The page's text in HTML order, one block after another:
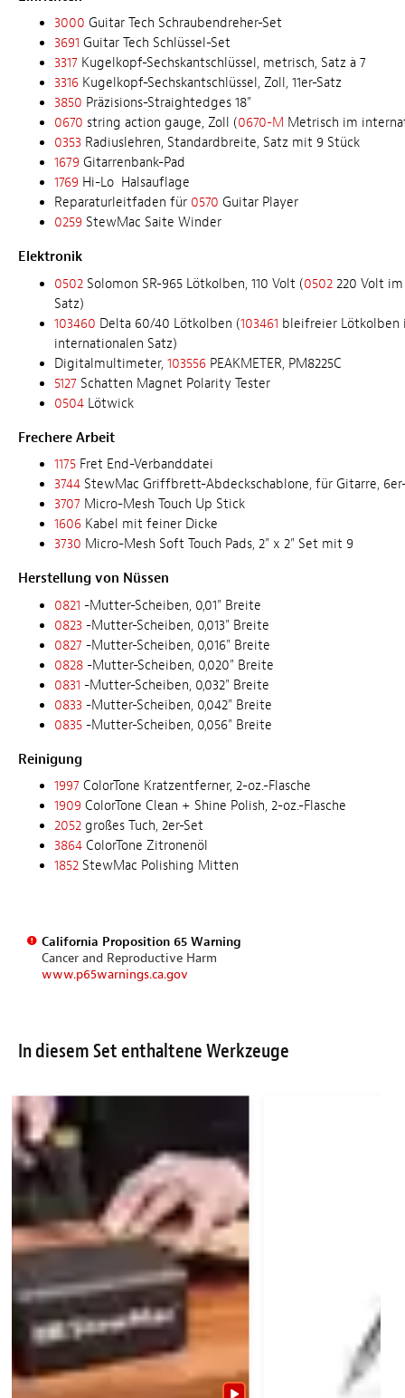
3000 Guitar Tech Schraubendreher-Set
3691 Guitar Tech Schlüssel-Set
3317 Kugelkopf-Sechskantschlüssel, metrisch, Satz à 7
3316 Kugelkopf-Sechskantschlüssel, Zoll, 11er-Satz
3850 Präzisions-Straightedges 18"
0670 string action gauge, Zoll (0670-M Metrisch im
0353 Radiuslehren, Standardbreite, Satz mit 9 Stück
1679 Gitarrenbank-Pad
1769 Hi-Lo Halsauflage
Reparaturleitfaden für 0570 Guitar Player
0259 StewMac Saite Winder
Elektronik
0502 Solomon SR-965 Lötkolben, 110 Volt (0502 220 Volt
Satz)
103460 Delta 60/40 Lötkolben (103461 bleifreier Lötkolben
internationalen Satz)
Digitalmultimeter, 103556 PEAKMETER, PM8225C
5127 Schatten Magnet Polarity Tester
0504 Lötwick
Frechere Arbeit
1175 Fret End-Verbanddatei
3744 StewMac Griffbrett-Abdeckschablone, für Gitarre,
3707 Micro-Mesh Touch Up Stick
1606 Kabel mit feiner Dicke
3730 Micro-Mesh Soft Touch Pads, 2" x 2" Set mit 9
Herstellung von Nüssen
0821 -Mutter-Scheiben, 0,01" Breite
0823 -Mutter-Scheiben, 0,013" Breite
0827 -Mutter-Scheiben, 0,016" Breite
0828 -Mutter-Scheiben, 0,020" Breite
0831 -Mutter-Scheiben, 0,032" Breite
0833 -Mutter-Scheiben, 0,042" Breite
0835 -Mutter-Scheiben, 0,056" Breite
Reinigung
1997 ColorTone Kratzentferner, 2-oz.-Flasche
1909 ColorTone Clean + Shine Polish, 2-oz.-Flasche
2052 großes Tuch, 2er-Set
3864 ColorTone Zitronenöl
1852 StewMac Polishing Mitten
California Proposition 65 Warning
Cancer and Reproductive Harm
www.p65warnings.ca.gov
In diesem Set enthaltene Werkzeuge